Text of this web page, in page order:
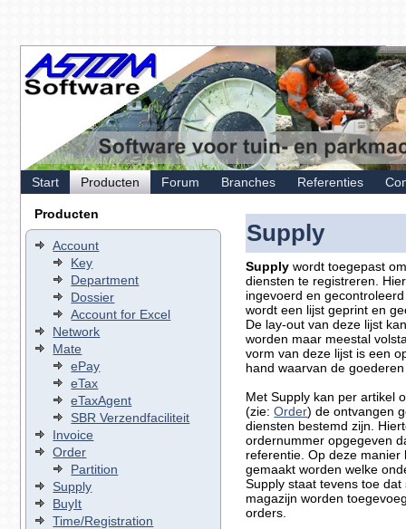
Start Producten Forum Branches Referenties
Producten
Account
Key
Department
Dossier
Account for Excel
Network
Mate
ePay
eTax
eTaxAgent
SBR Verzendfaciliteit
Invoice
Order
Partition
Supply
BuyIt
Time/Registration
Supply
Supplywordt toegepast
diensten te registreren.
ingevoerd en
wordt een lijst geprint en
De lay-out van deze lijst
worden maar meestal
vorm van deze lijst is een
hand waarvan de
Met Supply kan per artikel
(zie:Order) de ontvangen
diensten bestemd zijn.
ordernummer opgegeven
referentie. Op deze
gemaakt worden welke
Supply staat tevens toe
magazijn worden
orders.